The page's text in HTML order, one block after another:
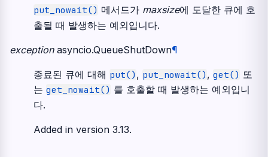
put_nowait() 메서드가 maxsize에 도달한 큐에 호
출될 때 발생하는 예외입니다.
exception asyncio.QueueShutDown¶
종료된 큐에 대해 put() , put_nowait() , get() 또
는 get_nowait() 를 호출할 때 발생하는 예외입니
다.
Added in version 3.13.